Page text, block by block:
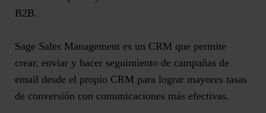
B2B.
Sage Sales Management es un CRM que permite
crear, enviar y hacer seguimiento de campañas de
email desde el propio CRM para lograr mayores tasas
de conversión con comunicaciones más efectivas.